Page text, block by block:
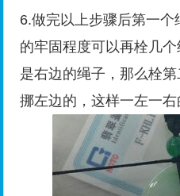
6.做完以上步骤后第一
的牢固程度可以再栓几
是右边的绳子，那么栓
挪左边的，这样一左一右